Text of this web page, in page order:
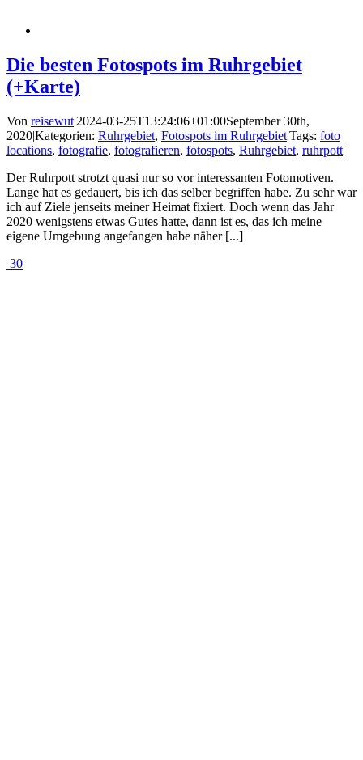
Die besten Fotospots im Ruhrgebiet
(+Karte)
Von reisewut|2024-03-25T13:24:06+01:00September 30th,
2020|Kategorien: Ruhrgebiet, Fotospots im Ruhrgebiet|Tags: foto
locations, fotografie, fotografieren, fotospots, Ruhrgebiet, ruhrpott|
Der Ruhrpott strotzt quasi nur so vor interessanten Fotomotiven.
Lange hat es gedauert, bis ich das selber begriffen habe. Zu sehr war
ich auf Ziele jenseits meiner Heimat fixiert. Doch wenn das Jahr
2020 wenigstens etwas Gutes hatte, dann ist es, das ich meine
eigene Umgebung angefangen habe näher [...]
30